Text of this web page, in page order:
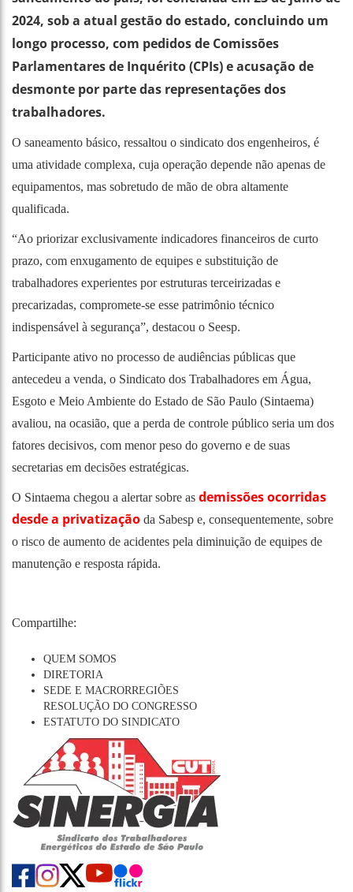
2024, sob a atual gestão do estado, concluindo um
longo processo, com pedidos de Comissões
Parlamentares de Inquérito (CPIs) e acusação de
desmonte por parte das representações dos
trabalhadores.
O saneamento básico, ressaltou o sindicato dos engenheiros, é
uma atividade complexa, cuja operação depende não apenas de
equipamentos, mas sobretudo de mão de obra altamente
qualificada.
“Ao priorizar exclusivamente indicadores financeiros de curto
prazo, com enxugamento de equipes e substituição de
trabalhadores experientes por estruturas terceirizadas e
precarizadas, compromete-se esse patrimônio técnico
indispensável à segurança”, destacou o Seesp.
Participante ativo no processo de audiências públicas que
antecedeu a venda, o Sindicato dos Trabalhadores em Água,
Esgoto e Meio Ambiente do Estado de São Paulo (Sintaema)
avaliou, na ocasião, que a perda de controle público seria um dos
fatores decisivos, com menor peso do governo e de suas
secretarias em decisões estratégicas.
O Sintaema chegou a alertar sobre as demissões ocorridas
desde a privatização da Sabesp e, consequentemente, sobre
o risco de aumento de acidentes pela diminuição de equipes de
manutenção e resposta rápida.
Compartilhe:
QUEM SOMOS
DIRETORIA
SEDE E MACRORREGIÕES
RESOLUÇÃO DO CONGRESSO
ESTATUTO DO SINDICATO